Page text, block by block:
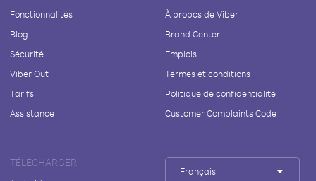
Fonctionnalités
Blog
Sécurité
Viber Out
Tarifs
Assistance
À propos de Viber
Brand Center
Emplois
Termes et conditions
Politique de confidentialité
Customer Complaints Code
TÉLÉCHARGER
Français